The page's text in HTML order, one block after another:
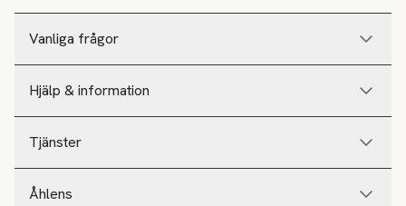
Vanliga frågor
Hjälp & information
Tjänster
Åhlens